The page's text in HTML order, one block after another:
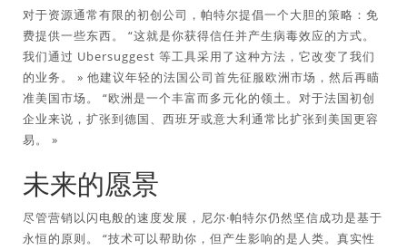
对于资源通常有限的初创公司，帕特尔提倡一个大胆的策略：免
费提供一些东西。 “这就是你获得信任并产生病毒效应的方式。
我们通过 Ubersuggest 等工具采用了这种方法，它改变了我们
的业务。 » 他建议年轻的法国公司首先征服欧洲市场，然后再瞄
准美国市场。 “欧洲是一个丰富而多元化的领土。对于法国初创
企业来说，扩张到德国、西班牙或意大利通常比扩张到美国更容
易。 »
未来的愿景
尽管营销以闪电般的速度发展，尼尔·帕特尔仍然坚信成功是基于
永恒的原则。 “技术可以帮助你，但产生影响的是人类。真实性